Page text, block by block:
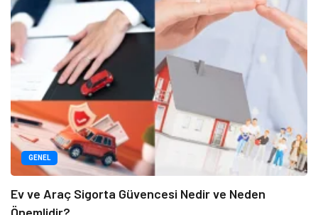
GENEL
Ev ve Araç Sigorta Güvencesi Nedir ve Neden